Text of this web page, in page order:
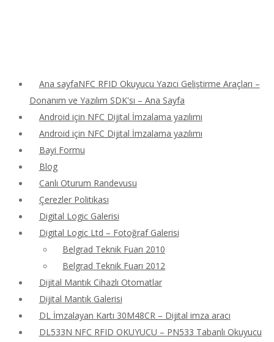
Ana sayfaNFC RFID Okuyucu Yazıcı Geliştirme Araçları –
Donanım ve Yazılım SDK'sı – Ana Sayfa
Android için NFC Dijital İmzalama yazılımı
Android için NFC Dijital İmzalama yazılımı
Bayi Formu
Blog
Canlı Oturum Randevusu
Çerezler Politikası
Digital Logic Galerisi
Digital Logic Ltd – Fotoğraf Galerisi
Belgrad Teknik Fuarı 2010
Belgrad Teknik Fuarı 2012
Dijital Mantık Cihazlı Otomatlar
Dijital Mantık Galerisi
DL İmzalayan Kartı 30M48CR – Dijital imza aracı
DL533N NFC RFID OKUYUCU – PN533 Tabanlı Okuyucu